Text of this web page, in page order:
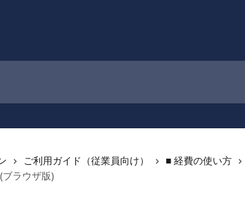
ご利用ガイド（従業員向け）
■ 経費の使い方
ラウザ版)